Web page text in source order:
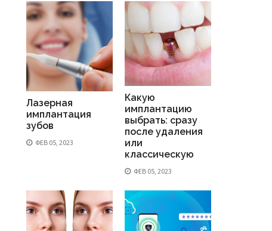
Лазерная
имплантация
зубов
ФЕВ 05, 2023
Какую
имплантацию
выбрать: сразу
после удаления
или
классическую
ФЕВ 05, 2023